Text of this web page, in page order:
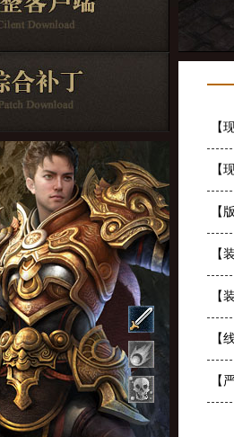
【
【
【
【
【
【
【